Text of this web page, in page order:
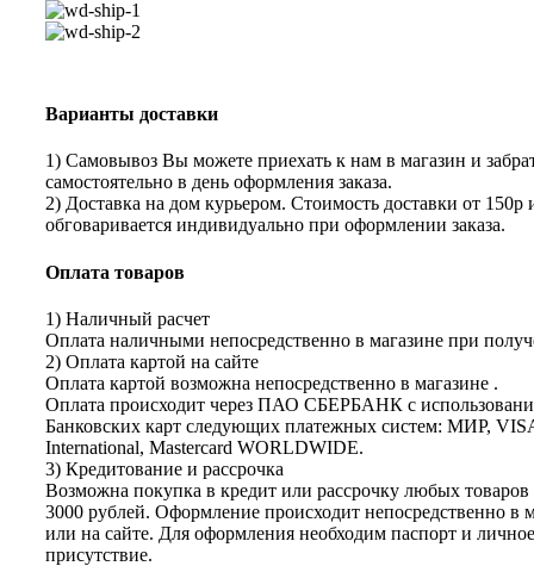
Варианты доставки
1) Самовывоз Вы можете приехать к нам в магазин и
самостоятельно в день оформления заказа.
2) Доставка на дом курьером. Стоимость доставки от 150р
обговаривается индивидуально при оформлении заказа.
Оплата товаров
1) Наличный расчет
Оплата наличными непосредственно в магазине при
2) Оплата картой на сайте
Оплата картой возможна непосредственно в магазине .
Оплата происходит через ПАО СБЕРБАНК с
Банковских карт следующих платежных систем: МИР,
International, Mastercard WORLDWIDE.
3) Кредитование и рассрочка
Возможна покупка в кредит или рассрочку любых
3000 рублей. Оформление происходит непосредственно в
или на сайте. Для оформления необходим паспорт и личное
присутствие.